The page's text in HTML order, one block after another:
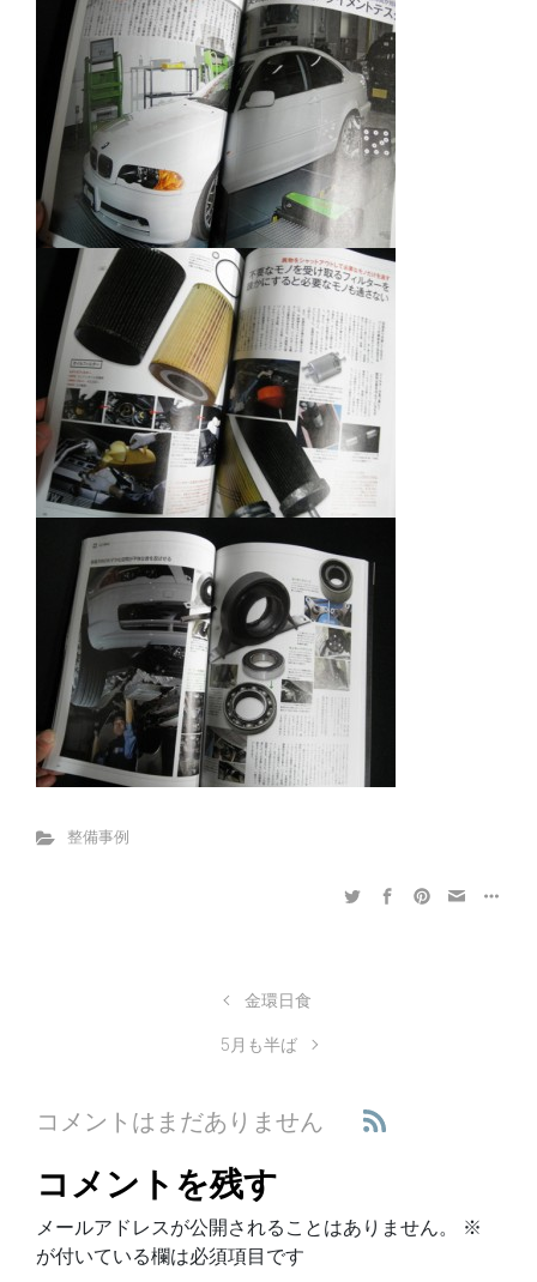
整備事例
金環日食
5月も半ば
コメントはまだありません
コメントを残す
メールアドレスが公開されることはありません。
※
が付いている欄は必須項目です